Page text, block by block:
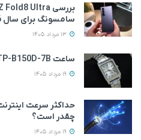
سامسونگ برای سال 2026
ساعت LTP-B150D-7B کاسیو با طراحی رترو عرضه شد
حداکثر سرعت
چقدر است؟